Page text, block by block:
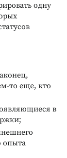
одну
то еще, кто
в
опыта